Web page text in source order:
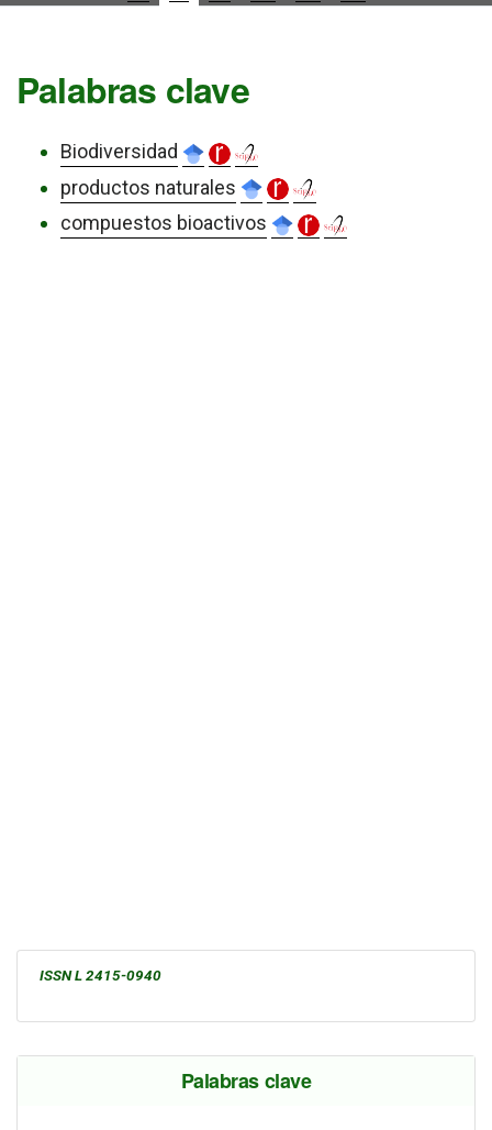
Palabras clave
Biodiversidad
productos naturales
compuestos bioactivos
ISSN L 2415-0940
Palabras clave